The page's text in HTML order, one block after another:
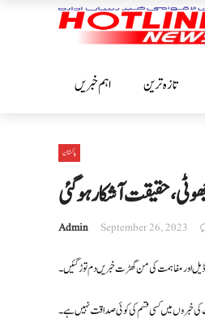
اہم خبریں تازہ ترین
پاکستان
حقیقت آشکارہوگئی
Admin September 26, 2023
اور مفاہمت کی من گھڑت خبریں دم توڑ گئیں ۔
کی خبروں میں کسی قسم کی کوئی صداقت نہیں ہے۔